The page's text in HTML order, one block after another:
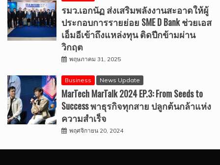
รมว.เอกนัฏ ส่งเสริมพลังงานสะอาดให้ผู้
ประกอบการรายย่อย SME D Bank ช่วยเอส
เอ็มอีเข้าถึงแหล่งทุน ติดปีกข้ามผ่าน
วิกฤต
พฤษภาคม 31, 2025
Business News Update
MarTech MarTalk 2024 EP.3: From Seeds to
Success พาธุรกิจทุกสาย ปลูกต้นกล้าแห่ง
ความสำเร็จ
พฤศจิกายน 20, 2024